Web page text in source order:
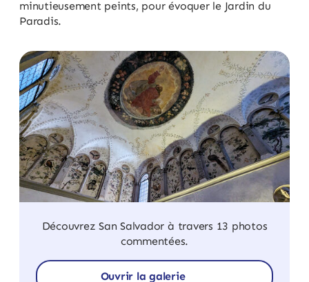
minutieusement peints, pour évoquer le Jardin du
Paradis.
Découvrez San Salvador à travers 13 photos
commentées.
Ouvrir la galerie